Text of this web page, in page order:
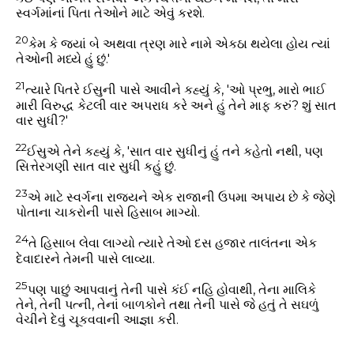
સ્વર્ગમાંનાં પિતા તેઓને માટે એવું કરશે.
20કેમ કે જ્યાં બે અથવા ત્રણ મારે નામે એકઠા થયેલા હોય ત્યાં
તેઓની મધ્યે હું છું.'
21ત્યારે પિતરે ઈસુની પાસે આવીને કહ્યું કે, 'ઓ પ્રભુ, મારો ભાઈ
મારી વિરુદ્ધ કેટલી વાર અપરાધ કરે અને હું તેને માફ કરું? શું સાત
વાર સુધી?'
22ઈસુએ તેને કહ્યું કે, 'સાત વાર સુધીનું હું તને કહેતો નથી, પણ
સિત્તેરગણી સાત વાર સુધી કહું છું.
23એ માટે સ્વર્ગના રાજ્યને એક રાજાની ઉપમા અપાય છે કે જેણે
પોતાના ચાકરોની પાસે હિસાબ માગ્યો.
24તે હિસાબ લેવા લાગ્યો ત્યારે તેઓ દસ હજાર તાલંતના એક
દેવાદારને તેમની પાસે લાવ્યા.
25પણ પાછું આપવાનું તેની પાસે કંઈ નહિ હોવાથી, તેના માલિકે
તેને, તેની પત્ની, તેનાં બાળકોને તથા તેની પાસે જે હતું તે સઘળું
વેચીને દેવું ચૂકવવાની આજ્ઞા કરી.